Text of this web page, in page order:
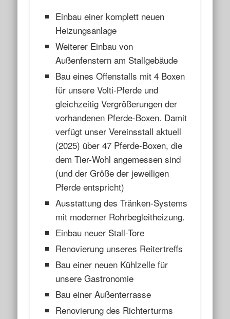
Einbau einer komplett neuen
Heizungsanlage
Weiterer Einbau von
Außenfenstern am Stallgebäude
Bau eines Offenstalls mit 4 Boxen
für unsere Volti-Pferde und
gleichzeitig Vergrößerungen der
vorhandenen Pferde-Boxen. Damit
verfügt unser Vereinsstall aktuell
(2025) über 47 Pferde-Boxen, die
dem Tier-Wohl angemessen sind
(und der Größe der jeweiligen
Pferde entspricht)
Ausstattung des Tränken-Systems
mit moderner Rohrbegleitheizung.
Einbau neuer Stall-Tore
Renovierung unseres Reitertreffs
Bau einer neuen Kühlzelle für
unsere Gastronomie
Bau einer Außenterrasse
Renovierung des Richterturms